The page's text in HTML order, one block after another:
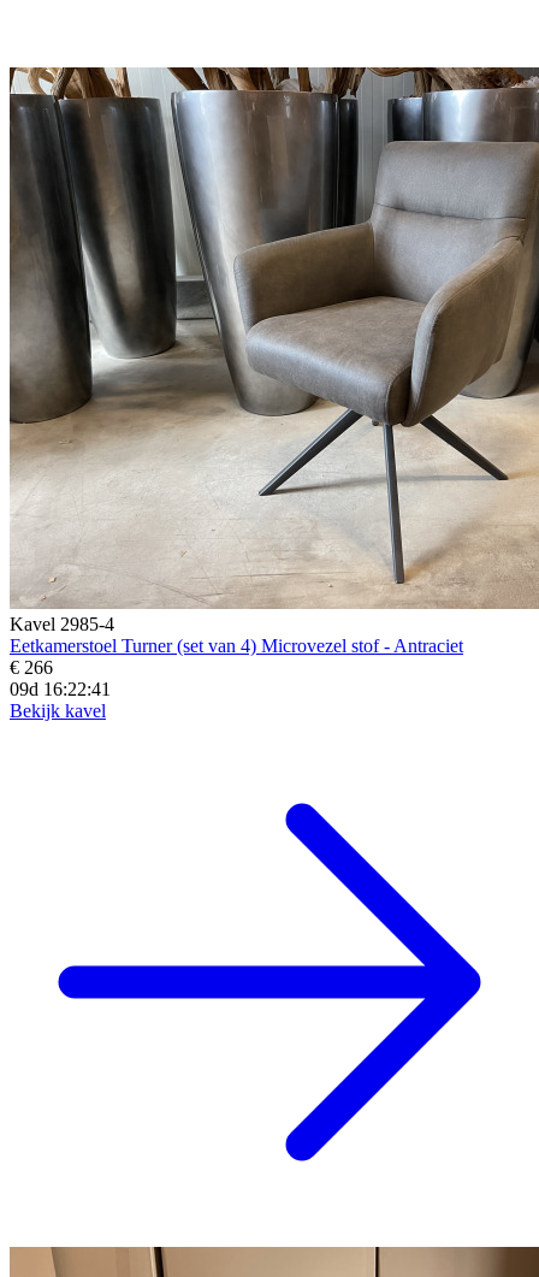
Kavel 2985-4
Eetkamerstoel Turner (set van 4) Microvezel stof - Antraciet
€ 266
09d 16:22:39
Bekijk kavel